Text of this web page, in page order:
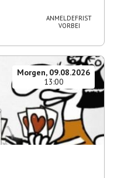
ANMELDEFRIST
VORBEI
Morgen, 09.08.2026
13:00